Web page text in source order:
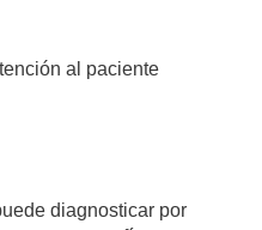
al paciente
diagnosticar por